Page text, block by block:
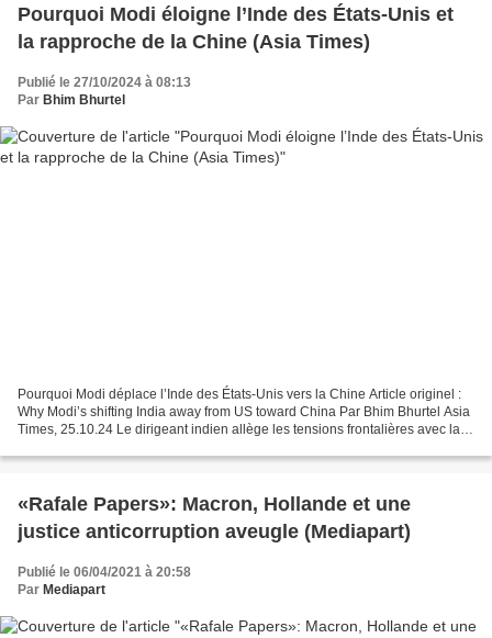
Pourquoi Modi éloigne l’Inde des États-Unis et
la rapproche de la Chine (Asia Times)
Publié le 27/10/2024 à 08:13
Par Bhim Bhurtel
Pourquoi Modi déplace l’Inde des États-Unis vers la Chine Article originel :
Why Modi’s shifting India away from US toward China Par Bhim Bhurtel Asia
Times, 25.10.24 Le dirigeant indien allège les tensions frontalières avec la
«Rafale Papers»: Macron, Hollande et une
justice anticorruption aveugle (Mediapart)
Publié le 06/04/2021 à 20:58
Par Mediapart